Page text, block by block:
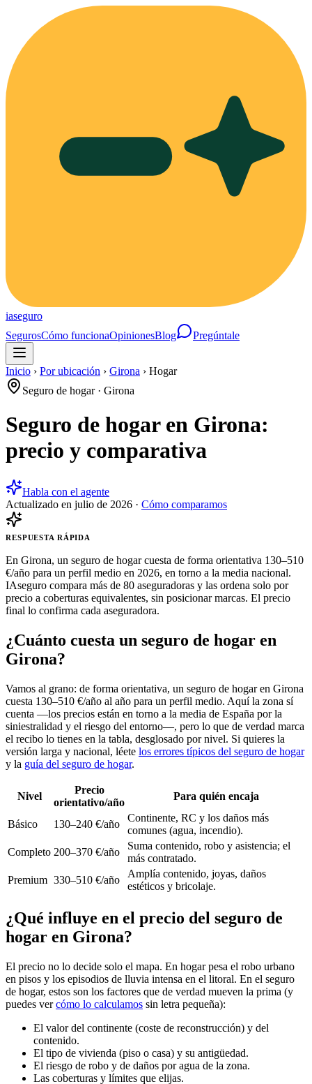
iaseguro
SegurosCómo funcionaOpinionesBlog Pregúntale
Inicio › Por ubicación › Girona › Hogar
Seguro de hogar· Girona
Seguro de hogar en Girona:
precio y comparativa
Habla con el agente
Actualizado en julio de 2026 · Cómo comparamos
RESPUESTA RÁPIDA
En Girona, un seguro de hogar cuesta de forma orientativa 130–510
€/año para un perfil medio en 2026, en torno a la media nacional.
IAseguro compara más de 80 aseguradoras y las ordena solo por
precio a coberturas equivalentes, sin posicionar marcas. El precio
final lo confirma cada aseguradora.
¿Cuánto cuesta un seguro de hogar en
Girona?
Vamos al grano: de forma orientativa, un seguro de hogar en Girona
cuesta 130–510 €/año al año para un perfil medio. Aquí la zona sí
cuenta —los precios están en torno a la media de España por la
siniestralidad y el riesgo del entorno—, pero lo que de verdad marca
el recibo lo tienes en la tabla, desglosado por nivel. Si quieres la
versión larga y nacional, léete los errores típicos del seguro de hogar
y la guía del seguro de hogar.
Nivel
Precio
orientativo/año
Para quién encaja
Básico 130–240 €/año
Continente, RC y los daños más
comunes (agua, incendio).
Completo 200–370 €/año
Suma contenido, robo y asistencia; el
más contratado.
Premium 330–510 €/año
Amplía contenido, joyas, daños
estéticos y bricolaje.
¿Qué influye en el precio del seguro de
hogar en Girona?
El precio no lo decide solo el mapa. En hogar pesa el robo urbano
en pisos y los episodios de lluvia intensa en el litoral. En el seguro
de hogar, estos son los factores que de verdad mueven la prima (y
puedes vercómo lo calculamos sin letra pequeña):
El valor del continente (coste de reconstrucción) y del
contenido.
El tipo de vivienda (piso o casa) y su antigüedad.
El riesgo de robo y de daños por agua de la zona.
Las coberturas y límites que elijas.